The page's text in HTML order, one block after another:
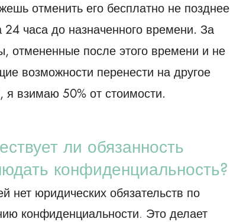
отменить его бесплатно не позднее
24 часа до назначенного времени. За
отмененные после этого времени и не
возможности перенести на другое
я взимаю 50% от стоимости.
ли обязанность
конфиденциальность?
нет юридических обязательств по
конфиденциальности. Это делает